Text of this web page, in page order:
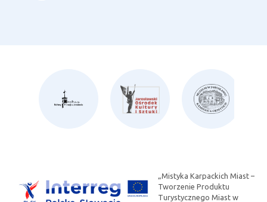
„Mistyka Karpackich Miast –
Tworzenie Produktu
Turystycznego Miast w